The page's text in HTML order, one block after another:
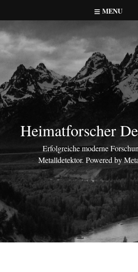
to
content
MENU
Heimatforscher
Erfolgreiche moderne
Metalldetektor. Powered by